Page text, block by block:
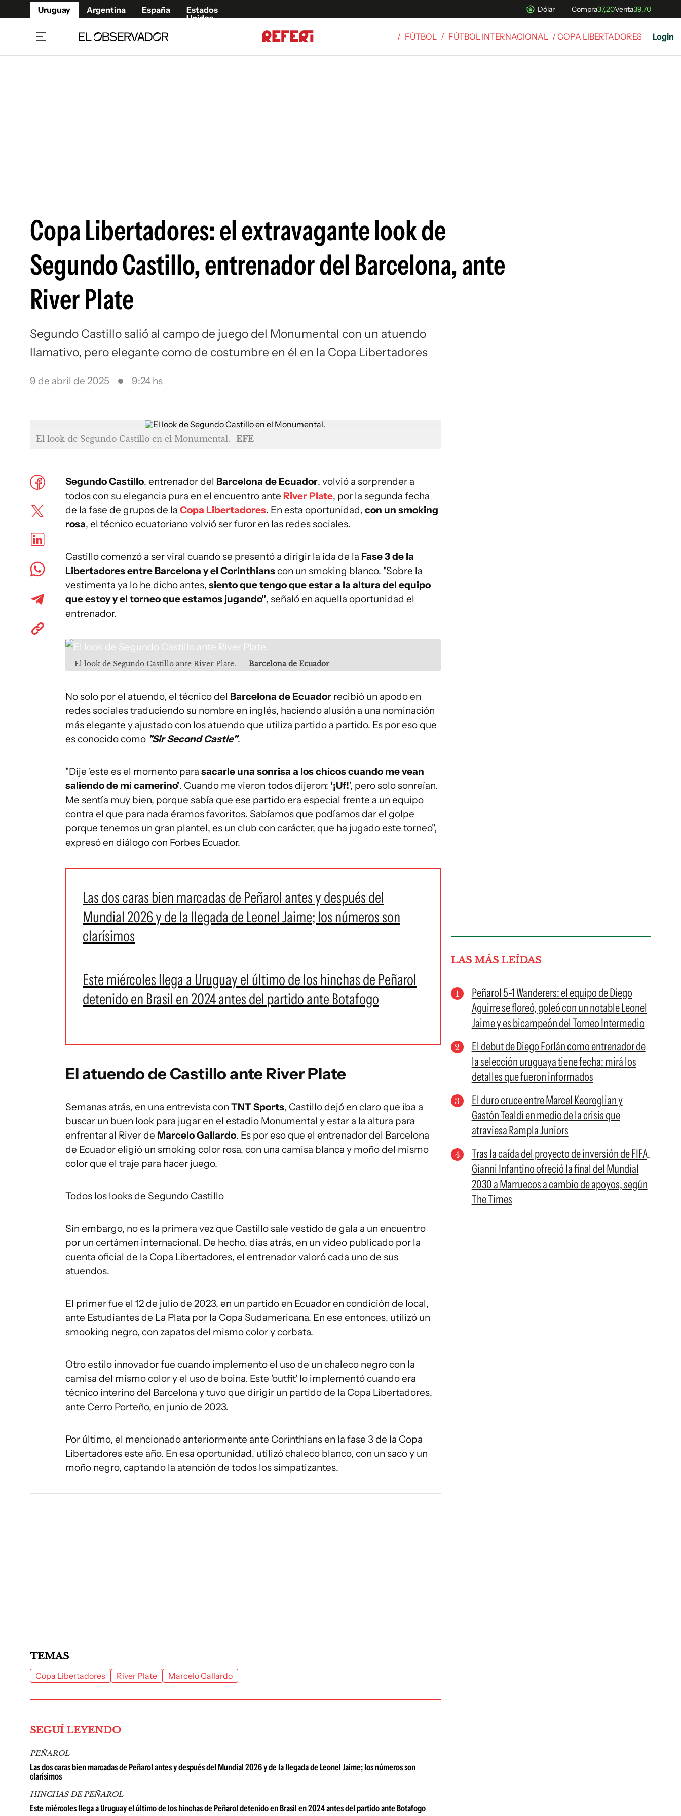
Uruguay Argentina España
Estados
Unidos
Dólar Compra37,20Venta39,70
/ FÚTBOL / FÚTBOL INTERNACIONAL / COPA LIBERTADORES Login
Copa Libertadores: el extravagante look de
Segundo Castillo, entrenador del Barcelona, ante
River Plate
Segundo Castillo salió al campo de juego del Monumental con un atuendo
llamativo, pero elegante como de costumbre en él en la Copa Libertadores
9 de abril de 2025 9:24 hs
El look de Segundo Castillo en el Monumental. EFE
Segundo Castillo, entrenador del Barcelona de Ecuador, volvió a sorprender a
todos con su elegancia pura en el encuentro ante River Plate, por la segunda fecha
de la fase de grupos de la Copa Libertadores. En esta oportunidad, con un smoking
rosa, el técnico ecuatoriano volvió ser furor en las redes sociales.
Castillo comenzó a ser viral cuando se presentó a dirigir la ida de la Fase 3 de la
Libertadores entre Barcelona y el Corinthianscon un smoking blanco. "Sobre la
vestimenta ya lo he dicho antes, siento que tengo que estar a la altura del equipo
que estoy y el torneo que estamos jugando", señaló en aquella oportunidad el
entrenador.
El look de Segundo Castillo ante River Plate. Barcelona de Ecuador
No solo por el atuendo, el técnico del Barcelona de Ecuador recibió un apodo en
redes sociales traduciendo su nombre en inglés, haciendo alusión a una nominación
más elegante y ajustado con los atuendo que utiliza partido a partido. Es por eso que
es conocido como "Sir Second Castle".
"Dije 'este es el momento para sacarle una sonrisa a los chicos cuando me vean
saliendo de mi camerino'. Cuando me vieron todos dijeron: '¡Uf!', pero solo sonreían.
Me sentía muy bien, porque sabía que ese partido era especial frente a un equipo
contra el que para nada éramos favoritos. Sabíamos que podíamos dar el golpe
porque tenemos un gran plantel, es un club con carácter, que ha jugado este torneo",
expresó en diálogo con Forbes Ecuador.
Las dos caras bien marcadas de Peñarol antes y después del
Mundial 2026 y de la llegada de Leonel Jaime; los números son
clarísimos
Este miércoles llega a Uruguay el último de los hinchas de Peñarol
detenido en Brasil en 2024 antes del partido ante Botafogo
El atuendo de Castillo ante River Plate
Semanas atrás, en una entrevista con TNT Sports, Castillo dejó en claro que iba a
buscar un buen look para jugar en el estadio Monumental y estar a la altura para
enfrentar al River de Marcelo Gallardo. Es por eso que el entrenador del Barcelona
de Ecuador eligió un smoking color rosa, con una camisa blanca y moño del mismo
color que el traje para hacer juego.
Todos los looks de Segundo Castillo
Sin embargo, no es la primera vez que Castillo sale vestido de gala a un encuentro
por un certámen internacional. De hecho, días atrás, en un video publicado por la
cuenta oficial de la Copa Libertadores, el entrenador valoró cada uno de sus
atuendos.
El primer fue el 12 de julio de 2023, en un partido en Ecuador en condición de local,
ante Estudiantes de La Plata por la Copa Sudamericana. En ese entonces, utilizó un
smooking negro, con zapatos del mismo color y corbata.
Otro estilo innovador fue cuando implemento el uso de un chaleco negro con la
camisa del mismo color y el uso de boina. Este 'outfit' lo implementó cuando era
técnico interino del Barcelona y tuvo que dirigir un partido de la Copa Libertadores,
ante Cerro Porteño, en junio de 2023.
Por último, el mencionado anteriormente ante Corinthians en la fase 3 de la Copa
Libertadores este año. En esa oportunidad, utilizó chaleco blanco, con un saco y un
moño negro, captando la atención de todos los simpatizantes.
LAS MÁS LEÍDAS
Peñarol 5-1 Wanderers: el equipo de Diego
Aguirre se floreó, goleó con un notable Leonel
Jaime y es bicampeón del Torneo Intermedio
El debut de Diego Forlán como entrenador de
la selección uruguaya tiene fecha: mirá los
detalles que fueron informados
El duro cruce entre Marcel Keoroglian y
Gastón Tealdi en medio de la crisis que
atraviesa Rampla Juniors
Tras la caída del proyecto de inversión de FIFA,
Gianni Infantino ofreció la final del Mundial
2030 a Marruecos a cambio de apoyos, según
The Times
TEMAS
Copa Libertadores River Plate Marcelo Gallardo
SEGUÍ LEYENDO
PEÑAROL
Las dos caras bien marcadas de Peñarol antes y después del Mundial 2026 y de la llegada de Leonel Jaime; los números son
clarísimos
HINCHAS DE PEÑAROL
Este miércoles llega a Uruguay el último de los hinchas de Peñarol detenido en Brasil en 2024 antes del partido ante Botafogo